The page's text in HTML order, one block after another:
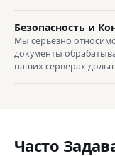
Безопасность и
Мы серьезно
документы
наших серверах
Часто